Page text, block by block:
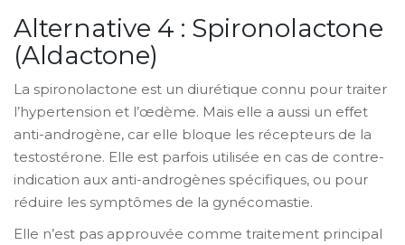
Alternative 4 : Spironolactone
(Aldactone)
La spironolactone est un diurétique connu pour traiter
l’hypertension et l’œdème. Mais elle a aussi un effet
anti-androgène, car elle bloque les récepteurs de la
testostérone. Elle est parfois utilisée en cas de contre-
indication aux anti-androgènes spécifiques, ou pour
réduire les symptômes de la gynécomastie.
Elle n’est pas approuvée comme traitement principal